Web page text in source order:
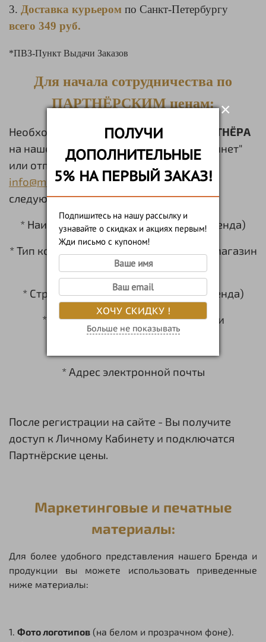
ПОЛУЧИ
ДОПОЛНИТЕЛЬНЫЕ
5% НА ПЕРВЫЙ ЗАКАЗ!
Подпишитесь на нашу рассылку и
узнавайте о скидках и акциях первым!
Жди письмо с купоном!
ХОЧУ СКИДКУ !
Больше не показывать
×
3. Доставка курьером по Санкт-Петербургу
всего 349 руб.
​*ПВЗ-Пункт Выдачи Заказов
Для начала сотрудничества по
ПАРТНЁРСКИМ ценам:
Необходимо пройтирегистрацию ПАРТНЁРА
на нашем сайте в разделе "Личный Кабинет"
или отправить
заявку на нашу почту:
info@moyaboroda.storeи предоставить
следующую информацию:
* Наименование Вашей компании (Бренда)
* Тип компании: Барбершоп, интернет-магазин
и т.п.
* Страна/Город Вашей Компании (Бренда)
* ФИО контактного лица компании
* Адрес электронной почты
После регистрации на сайте - Вы получите
доступ к Личному Кабинету и подключатся
Партнёрские цены.
Маркетинговые и печатные
материалы:
Для более удобного представления нашего Бренда и
продукции вы можете использовать приведенные
ниже материалы:
1. Фото логотипов (на белом и прозрачном фоне).